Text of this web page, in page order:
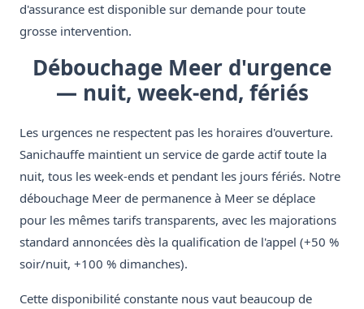
d'assurance est disponible sur demande pour toute
grosse intervention.
Débouchage Meer d'urgence
— nuit, week-end, fériés
Les urgences ne respectent pas les horaires d'ouverture.
Sanichauffe maintient un service de garde actif toute la
nuit, tous les week-ends et pendant les jours fériés. Notre
débouchage Meer de permanence à Meer se déplace
pour les mêmes tarifs transparents, avec les majorations
standard annoncées dès la qualification de l'appel (+50 %
soir/nuit, +100 % dimanches).
Cette disponibilité constante nous vaut beaucoup de